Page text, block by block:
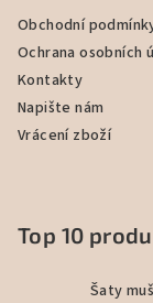
Obchodní
Ochrana osobních
Kontakty
Napište nám
Vrácení zboží
Top 10
Šaty